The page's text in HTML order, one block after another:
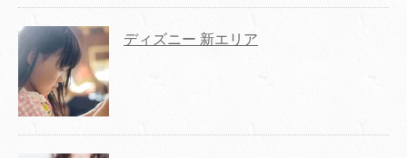
ディズニー 新エリア